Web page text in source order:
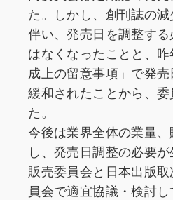
た。しかし、創刊誌の
伴い、発売日を調整す
はなくなったことと、
成上の留意事項」で発
緩和されたことから、
た。
今後は業界全体の業量
し、発売日調整の必要
販売委員会と日本出版
員会で適宜協議・検討し